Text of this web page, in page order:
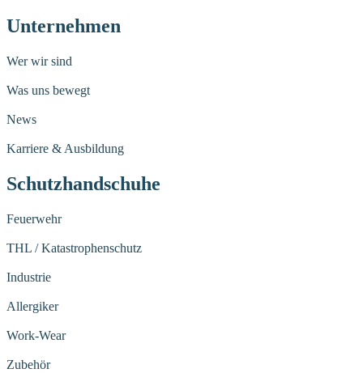
Unternehmen
Wer wir sind
Was uns bewegt
News
Karriere & Ausbildung
Schutzhandschuhe
Feuerwehr
THL / Katastrophenschutz
Industrie
Allergiker
Work-Wear
Zubehör